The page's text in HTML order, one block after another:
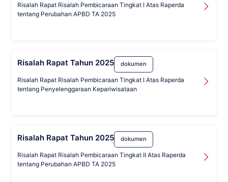
Risalah Rapat Risalah Pembicaraan Tingkat I Atas Raperda
tentang Perubahan APBD TA 2025
Risalah Rapat Tahun 2025 dokumen
Risalah Rapat Risalah Pembicaraan Tingkat I Atas Raperda
tentang Penyelenggaraan Kepariwisataan
Risalah Rapat Tahun 2025 dokumen
Risalah Rapat Risalah Pembicaraan Tingkat II Atas Raperda
tentang Perubahan APBD TA 2025